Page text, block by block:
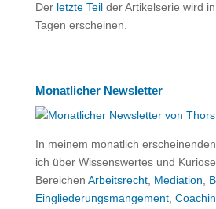
Der letzte Teilder Artikelserie wird
Tagen erscheinen.
Monatlicher Newsletter
In meinem monatlich
ich über Wissenswertes und
Bereichen Arbeitsrecht, Mediation
Eingliederungsmangement,